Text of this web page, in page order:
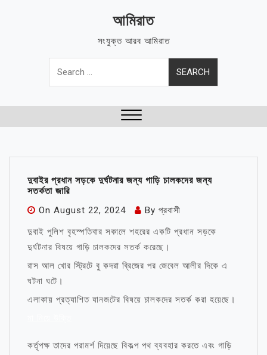
আমিরাত
সংযুক্ত আরব আমিরাত
Search
for:
দুবাইর প্রধান সড়কে দুর্ঘটনার জন্য গাড়ি চালকদের জন্য
সতর্কতা জারি
On August 22, 2024 By প্রবাসী
দুবাই পুলিশ বৃহস্পতিবার সকালে শহরের একটি প্রধান সড়কে
দুর্ঘটনার বিষয়ে গাড়ি চালকদের সতর্ক করেছে।
রাস আল খোর স্ট্রিটে বু কদরা ব্রিজের পর জেবেল আলীর দিকে এ
ঘটনা ঘটে।
এলাকায় প্রত্যাশিত যানজটের বিষয়ে চালকদের সতর্ক করা হয়েছে।
কর্তৃপক্ষ তাদের পরামর্শ দিয়েছে বিকল্প পথ ব্যবহার করতে এবং গাড়ি